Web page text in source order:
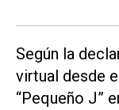
Según la
virtual desde
“Pequeño J”